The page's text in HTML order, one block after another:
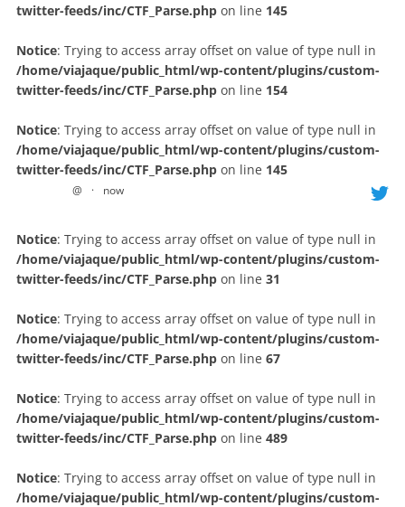
twitter-feeds/inc/CTF_Parse.php on line 145
Notice: Trying to access array offset on value of type null in
/home/viajaque/public_html/wp-content/plugins/custom-
twitter-feeds/inc/CTF_Parse.php on line 154
Notice: Trying to access array offset on value of type null in
/home/viajaque/public_html/wp-content/plugins/custom-
twitter-feeds/inc/CTF_Parse.php on line 145
@ · now
Notice: Trying to access array offset on value of type null in
/home/viajaque/public_html/wp-content/plugins/custom-
twitter-feeds/inc/CTF_Parse.php on line31
Notice: Trying to access array offset on value of type null in
/home/viajaque/public_html/wp-content/plugins/custom-
twitter-feeds/inc/CTF_Parse.php on line67
Notice: Trying to access array offset on value of type null in
/home/viajaque/public_html/wp-content/plugins/custom-
twitter-feeds/inc/CTF_Parse.php on line489
Notice: Trying to access array offset on value of type null in
/home/viajaque/public_html/wp-content/plugins/custom-